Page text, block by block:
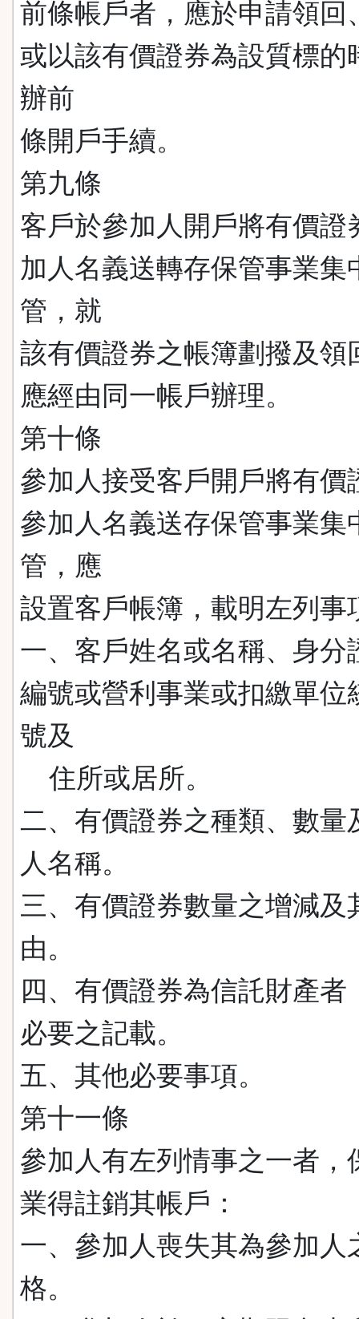
前條帳戶者，應於申請領回
或以該有價證券為設質標的
辦前
條開戶手續。
第九條
客戶於參加人開戶將有價證
加人名義送轉存保管事業集
管，就
該有價證券之帳簿劃撥及領
應經由同一帳戶辦理。
第十條
參加人接受客戶開戶將有價
參加人名義送存保管事業集
管，應
設置客戶帳簿，載明左列事
一、客戶姓名或名稱、身分
編號或營利事業或扣繳單位
號及
住所或居所。
二、有價證券之種類、數量
人名稱。
三、有價證券數量之增減及
由。
四、有價證券為信託財產者
必要之記載。
五、其他必要事項。
第十一條
參加人有左列情事之一者，
業得註銷其帳戶：
一、參加人喪失其為參加人
格。